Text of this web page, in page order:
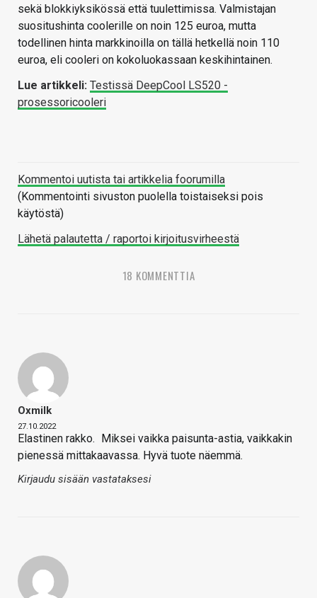
sekä blokkiyksikössä että tuulettimissa. Valmistajan
suositushinta coolerille on noin 125 euroa, mutta
todellinen hinta markkinoilla on tällä hetkellä noin 110
euroa, eli cooleri on kokoluokassaan keskihintainen.
Lue artikkeli: Testissä DeepCool LS520 -
prosessoricooleri
Kommentoi uutista tai artikkelia foorumilla
(Kommentointi sivuston puolella toistaiseksi pois
käytöstä)
Lähetä palautetta / raportoi kirjoitusvirheestä
18 KOMMENTTIA
Oxmilk
27.10.2022
Elastinen rakko.
Miksei vaikka paisunta-astia, vaikkakin
pienessä mittakaavassa. Hyvä tuote näemmä.
Kirjaudu sisään vastataksesi